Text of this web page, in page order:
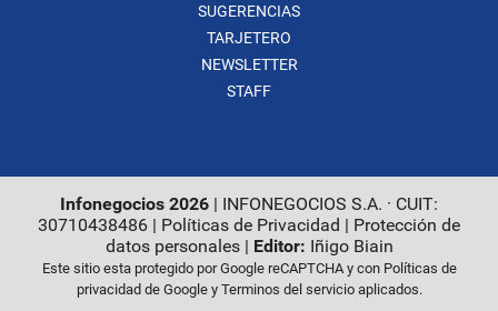
SUGERENCIAS
TARJETERO
NEWSLETTER
STAFF
Infonegocios 2026 | INFONEGOCIOS S.A. · CUIT:
30710438486 | Políticas de Privacidad | Protección de
datos personales| Editor: Iñigo Biain
Este sitio esta protegido por Google reCAPTCHA y con Políticas de
privacidad de Googley Terminos del servicioaplicados.